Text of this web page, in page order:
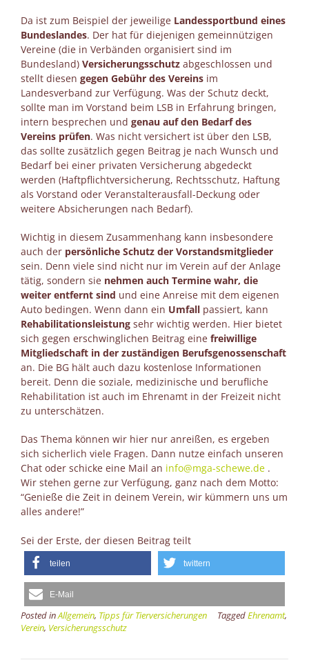
Da ist zum Beispiel der jeweilige Landessportbund eines
Bundeslandes. Der hat für diejenigen gemeinnützigen
Vereine (die in Verbänden organisiert sind im
Bundesland) Versicherungsschutz abgeschlossen und
stellt diesen gegen Gebühr des Vereins im
Landesverband zur Verfügung. Was der Schutz deckt,
sollte man im Vorstand beim LSB in Erfahrung bringen,
intern besprechen und genau auf den Bedarf des
Vereins prüfen. Was nicht versichert ist über den LSB,
das sollte zusätzlich gegen Beitrag je nach Wunsch und
Bedarf bei einer privaten Versicherung abgedeckt
werden (Haftpflichtversicherung, Rechtsschutz, Haftung
als Vorstand oder Veranstalterausfall-Deckung oder
weitere Absicherungen nach Bedarf).
Wichtig in diesem Zusammenhang kann insbesondere
auch der persönliche Schutz der Vorstandsmitglieder
sein. Denn viele sind nicht nur im Verein auf der Anlage
tätig, sondern sie nehmen auch Termine wahr, die
weiter entfernt sind und eine Anreise mit dem eigenen
Auto bedingen. Wenn dann ein Umfall passiert, kann
Rehabilitationsleistung sehr wichtig werden. Hier bietet
sich gegen erschwinglichen Beitrag eine freiwillige
Mitgliedschaft in der zuständigen Berufsgenossenschaft
an. Die BG hält auch dazu kostenlose Informationen
bereit. Denn die soziale, medizinische und berufliche
Rehabilitation ist auch im Ehrenamt in der Freizeit nicht
zu unterschätzen.
Das Thema können wir hier nur anreißen, es ergeben
sich sicherlich viele Fragen. Dann nutze einfach unseren
Chat oder schicke eine Mail an info@mga-schewe.de .
Wir stehen gerne zur Verfügung, ganz nach dem Motto:
“Genieße die Zeit in deinem Verein, wir kümmern uns um
alles andere!”
Sei der Erste, der diesen Beitrag teilt
teilen twittern
E-Mail
Posted inAllgemein, Tipps für Tierversicherungen TaggedEhrenamt,
Verein, Versicherungsschutz